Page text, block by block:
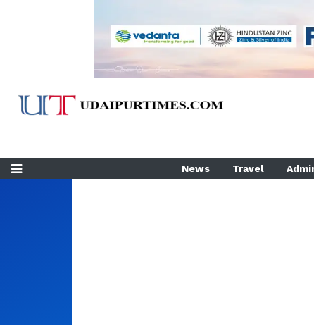
News Travel